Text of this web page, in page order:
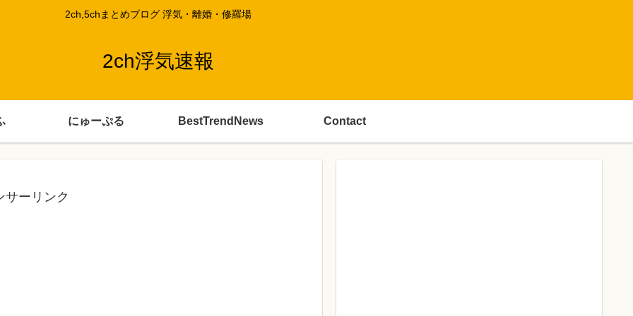
2ch,5chまとめブログ 浮気・離婚・修羅場
2ch浮気速報
にゅーぷる BestTrendNews Contact
サーリンク